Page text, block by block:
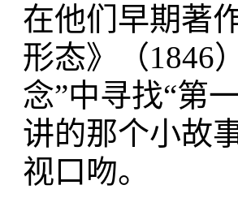
在他们早期著
形态》（1846
念”中寻找“第
讲的那个小故
视口吻。